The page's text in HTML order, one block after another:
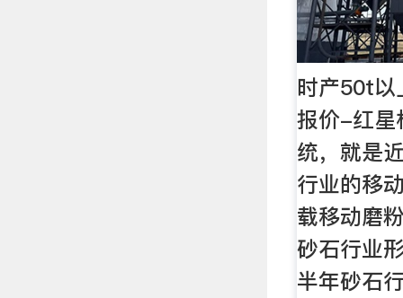
时产50t以
报价-红星
统，就是
行业的移
载移动磨
砂石行业
半年砂石